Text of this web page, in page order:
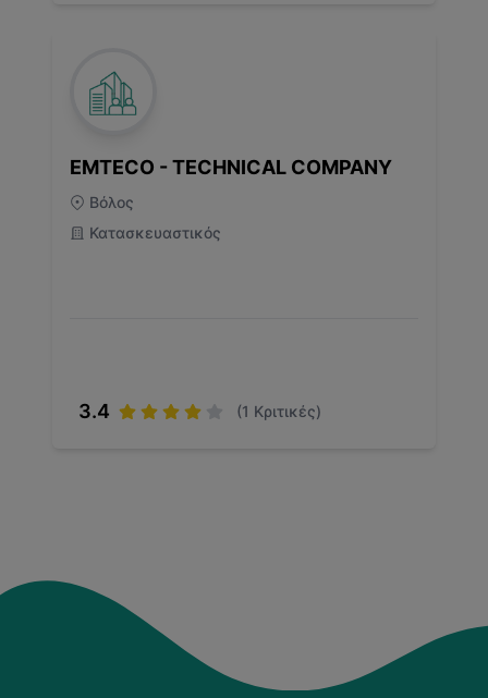
EMTECO - TECHNICAL COMPANY
Βόλος
Κατασκευαστικός
3.4 (1 Κριτικές)